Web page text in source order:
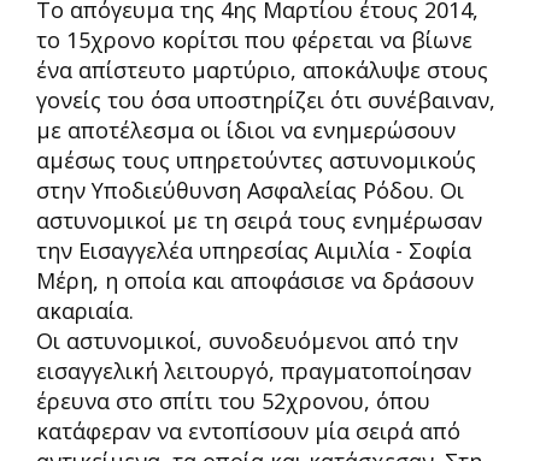
Το απόγευμα της 4ης Μαρτίου έτους 2014,
το 15χρονο κορίτσι που φέρεται να βίωνε
ένα απίστευτο μαρτύριο, αποκάλυψε στους
γονείς του όσα υποστηρίζει ότι συνέβαιναν,
με αποτέλεσμα οι ίδιοι να ενημερώσουν
αμέσως τους υπηρετούντες αστυνομικούς
στην Υποδιεύθυνση Ασφαλείας Ρόδου. Οι
αστυνομικοί με τη σειρά τους ενημέρωσαν
την Εισαγγελέα υπηρεσίας Αιμιλία - Σοφία
Μέρη, η οποία και αποφάσισε να δράσουν
ακαριαία.
Οι αστυνομικοί, συνοδευόμενοι από την
εισαγγελική λειτουργό, πραγματοποίησαν
έρευνα στο σπίτι του 52χρονου, όπου
κατάφεραν να εντοπίσουν μία σειρά από